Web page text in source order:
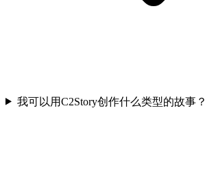
我可以用C2Story创作什么类型的故事？